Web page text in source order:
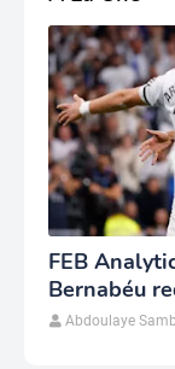
FEB
Bernabéu
du club
Abdoulaye Samb